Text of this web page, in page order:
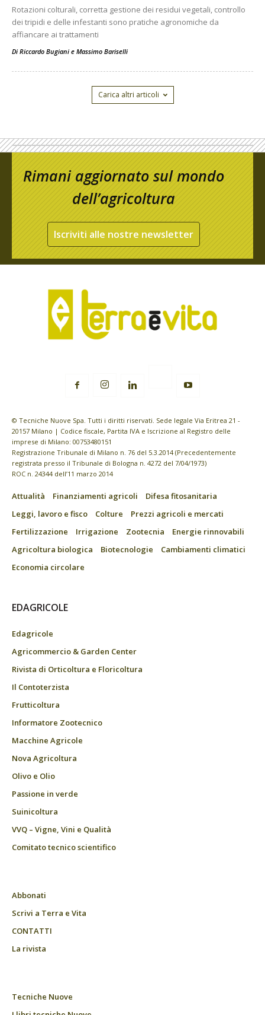
Rotazioni colturali, corretta gestione dei residui vegetali, controllo
dei tripidi e delle infestanti sono pratiche agronomiche da
affiancare ai trattamenti
Di Riccardo Bugiani e Massimo Bariselli
Carica altri articoli
Rimani aggiornato sul mondo
dell’agricoltura
Iscriviti alle nostre newsletter
© Tecniche Nuove Spa. Tutti i diritti riservati. Sede legale Via Eritrea 21 -
20157 Milano | Codice fiscale, Partita IVA e Iscrizione al Registro delle
imprese di Milano: 00753480151
Registrazione Tribunale di Milano n. 76 del 5.3.2014 (Precedentemente
registrata presso il Tribunale di Bologna n. 4272 del 7/04/1973)
ROC n. 24344 dell’11 marzo 2014
Attualità Finanziamenti agricoli
Difesa fitosanitaria
Leggi, lavoro e fisco
Colture
Prezzi agricoli e mercati
Fertilizzazione
Irrigazione Zootecnia
Energie rinnovabili
Agricoltura biologica
Biotecnologie
Cambiamenti climatici
Economia circolare
EDAGRICOLE
Edagricole
Agricommercio & Garden Center
Rivista di Orticoltura e Floricoltura
Il Contoterzista
Frutticoltura
Informatore Zootecnico
Macchine Agricole
Nova Agricoltura
Olivo e Olio
Passione in verde
Suinicoltura
VVQ – Vigne, Vini e Qualità
Comitato tecnico scientifico
Abbonati
Scrivi a Terra e Vita
CONTATTI
La rivista
Tecniche Nuove